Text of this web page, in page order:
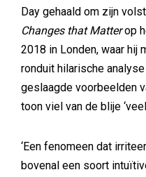
Day gehaald om zijn
Changes that Matterop
2018 in Londen, waar hij
ronduit hilarische
geslaagde voorbeelden
toon viel van de blije
‘Een fenomeen dat
bovenal een soort